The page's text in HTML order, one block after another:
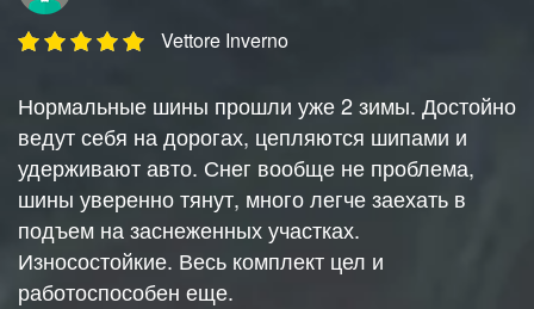
Vettore Inverno
Нормальные шины прошли уже 2 зимы. Достойно
ведут себя на дорогах, цепляются шипами и
удерживают авто. Снег вообще не проблема,
шины уверенно тянут, много легче заехать в
подъем на заснеженных участках.
Износостойкие. Весь комплект цел и
работоспособен еще.